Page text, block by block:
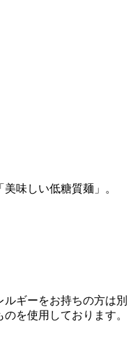
味しい低糖質麺」。
ギーをお持ちの方は別
を使用しております。